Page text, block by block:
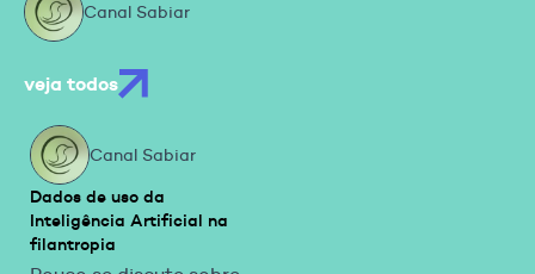
Canal Sabiar
veja todos
Canal Sabiar
Dados de uso da
Inteligência Artificial na
filantropia